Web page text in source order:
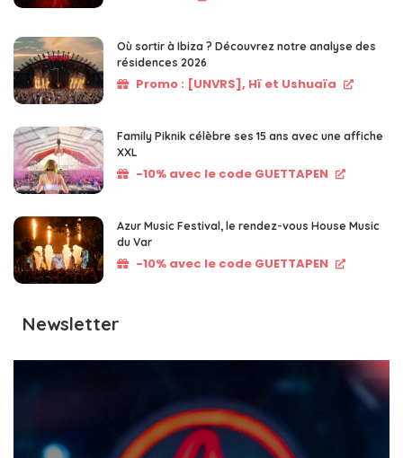
Où sortir à Ibiza ? Découvrez notre analyse des
résidences 2026
Promo : [UNVRS], Hï et Ushuaïa
Family Piknik célèbre ses 15 ans avec une affiche
XXL
-10% avec le code GUETTAPEN
Azur Music Festival, le rendez-vous House Music
du Var
-10% avec le code GUETTAPEN
Newsletter